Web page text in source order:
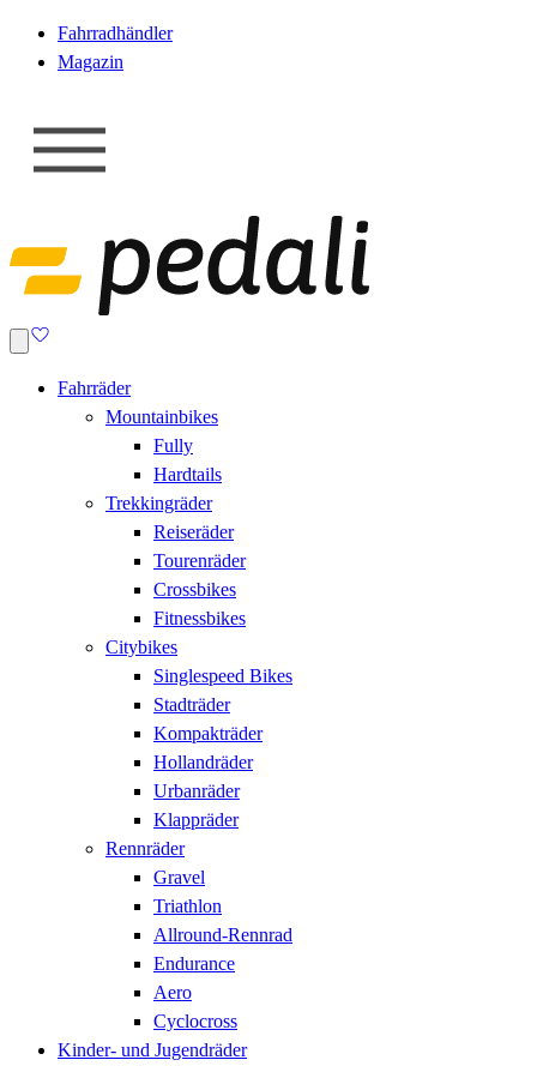
Fahrradhändler
Magazin
Fahrräder
Mountainbikes
Fully
Hardtails
Trekkingräder
Reiseräder
Tourenräder
Crossbikes
Fitnessbikes
Citybikes
Singlespeed Bikes
Stadträder
Kompakträder
Hollandräder
Urbanräder
Klappräder
Rennräder
Gravel
Triathlon
Allround-Rennrad
Endurance
Aero
Cyclocross
Kinder- und Jugendräder